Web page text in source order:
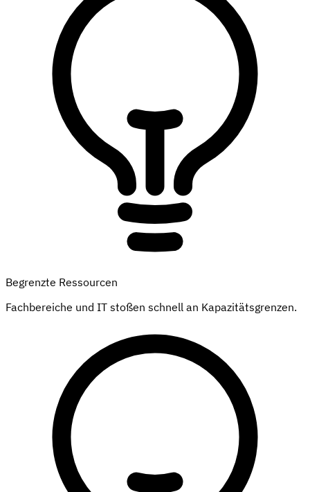
Begrenzte Ressourcen
Fachbereiche und IT stoßen schnell an Kapazitätsgrenzen.